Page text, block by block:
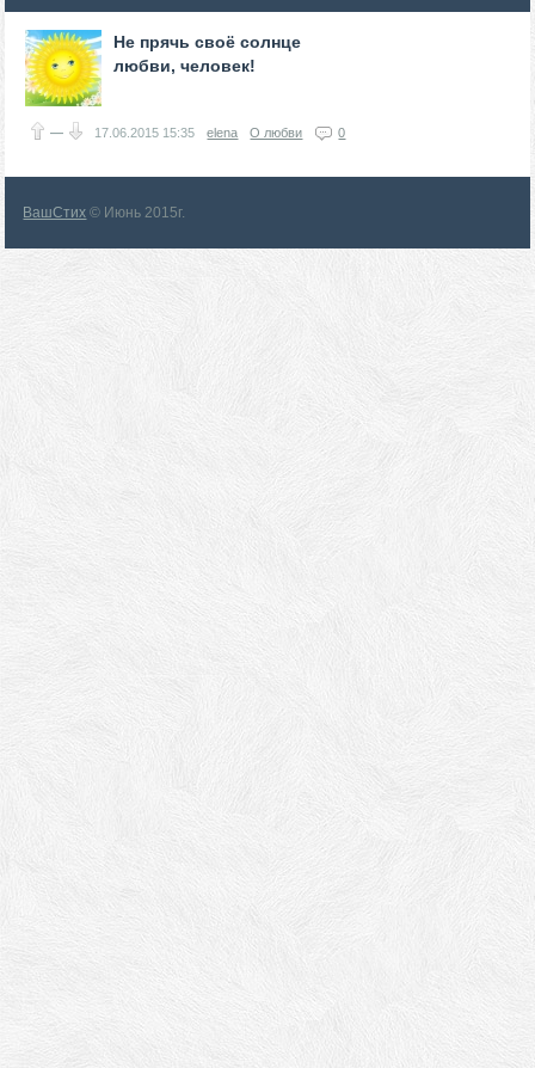
Не прячь своё солнце
любви, человек!
— 17.06.2015 15:35 elena О любви 0
ВашСтих © Июнь 2015г.